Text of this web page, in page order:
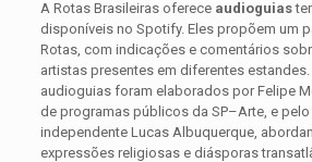
A Rotas Brasileiras oferece audioguias
disponíveis no Spotify. Eles propõem um
Rotas, com indicações e comentários
artistas presentes em diferentes
audioguias foram elaborados por Felipe
de programas públicos da SP–Arte, e
independente Lucas Albuquerque,
expressões religiosas e diásporas